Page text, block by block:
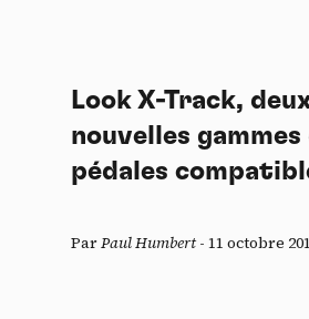
Look X-Track,
nouvelles gammes
pédales
ParPaul Humbert- 11 octobre